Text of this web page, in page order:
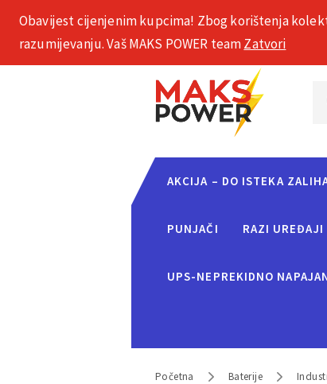
+385 1 2002 575
AKCIJA – DO ISTEKA
PUNJAČI RAZI UREĐAJI
UPS-NEPREKIDNO
Početna Baterije
Obavijest cijenjenim kupcima! Zbog korištenja
razumijevanju. Vaš MAKS POWER teamZatvori